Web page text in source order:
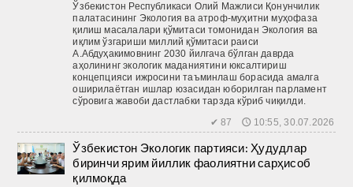
Ўзбекистон Республикаси Олий Мажлиси Қонунчилик
палатасининг Экология ва атроф-муҳитни муҳофаза
қилиш масалалари қўмитаси томонидан Экология ва
иқлим ўзгариши миллий қўмитаси раиси
А.Абдуҳакимовнинг 2030 йилгача бўлган даврда
аҳолининг экологик маданиятини юксалтириш
концепцияси ижросини таъминлаш борасида амалга
оширилаётган ишлар юзасидан юборилган парламент
сўровига жавоби дастлабки тарзда кўриб чиқилди.
✔ 87 🕔 10:55, 30.07.2026
Ўзбекистон Экологик партияси: Ҳудудлар
биринчи ярим йиллик фаолиятни сарҳисоб
қилмоқда